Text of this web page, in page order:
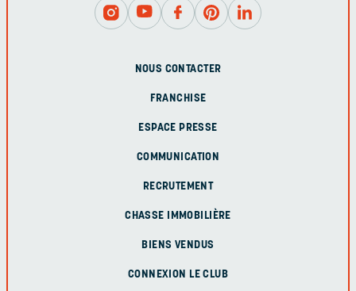
NOUS CONTACTER
FRANCHISE
ESPACE PRESSE
COMMUNICATION
RECRUTEMENT
CHASSE IMMOBILIÈRE
BIENS VENDUS
CONNEXION LE CLUB